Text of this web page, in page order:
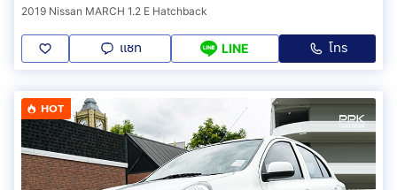
2019 Nissan MARCH 1.2 E Hatchback
แชท LINE โทร
HOT